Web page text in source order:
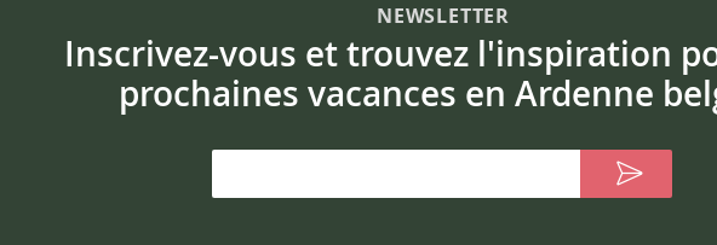
NEWSLETTER
Inscrivez-vous et trouvez l'inspiration
prochaines vacances en Ardenne